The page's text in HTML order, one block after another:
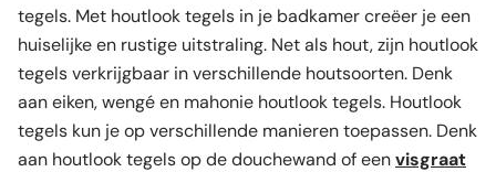
tegels. Met houtlook tegels in je badkamer creëer je een
huiselijke en rustige uitstraling. Net als hout, zijn houtlook
tegels verkrijgbaar in verschillende houtsoorten. Denk
aan eiken, wengé en mahonie houtlook tegels. Houtlook
tegels kun je op verschillende manieren toepassen. Denk
aan houtlook tegels op de douchewand of eenvisgraat